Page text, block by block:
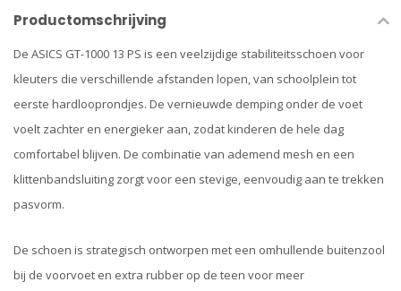
Productomschrijving
De ASICS GT-1000 13 PS is een veelzijdige stabiliteitsschoen voor
kleuters die verschillende afstanden lopen, van schoolplein tot
eerste hardlooprondjes. De vernieuwde demping onder de voet
voelt zachter en energieker aan, zodat kinderen de hele dag
comfortabel blijven. De combinatie van ademend mesh en een
klittenbandsluiting zorgt voor een stevige, eenvoudig aan te trekken
pasvorm.
De schoen is strategisch ontworpen met een omhullende buitenzool
bij de voorvoet en extra rubber op de teen voor meer